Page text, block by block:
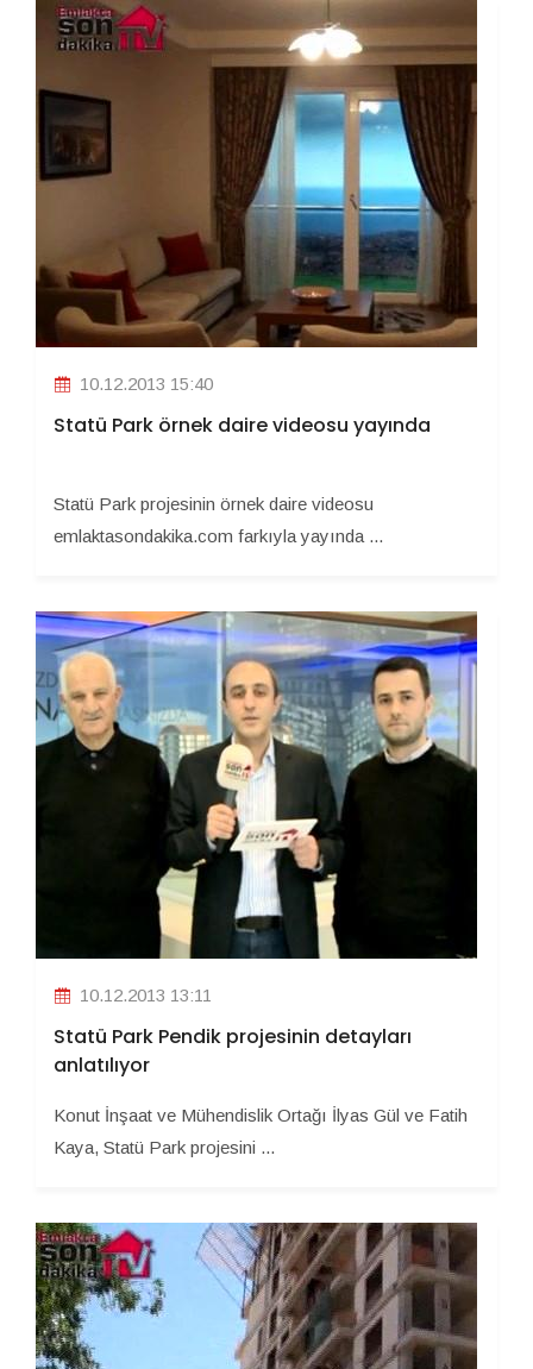
10.12.2013 15:40
Statü Park örnek daire videosu yayında
Statü Park projesinin örnek daire videosu
emlaktasondakika.com farkıyla yayında ...
10.12.2013 13:11
Statü Park Pendik projesinin detayları
anlatılıyor
Konut İnşaat ve Mühendislik Ortağı İlyas Gül ve Fatih
Kaya, Statü Park projesini ...